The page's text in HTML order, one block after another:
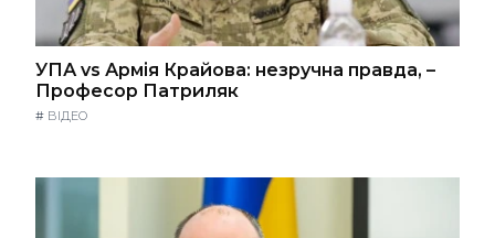
УПА vs Армія Крайова: незручна правда, –
Професор Патриляк
# ВІДЕО